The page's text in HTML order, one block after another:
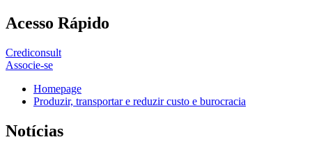
Acesso Rápido
Crediconsult
Associe-se
Homepage
Produzir, transportar e reduzir custo e burocracia
Notícias